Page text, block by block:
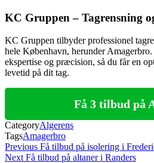
KC Gruppen – Tagrensning
KC Gruppen tilbyder professionel
hele København, herunder
ekspertise og præcision, så du får en
levetid på dit tag.
Få 3 tilbud på
CategoryAlgerens
TagsAmagerbro
Indlægsnavigation
Previous
Post
Previous Få tilbud på isolering i
Next
Next Få tilbud på altaner i Randers